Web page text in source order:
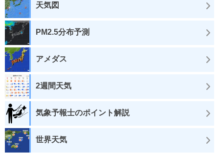
天気図
PM2.5分布予測
アメダス
2週間天気
気象予報士のポイント解説
世界天気